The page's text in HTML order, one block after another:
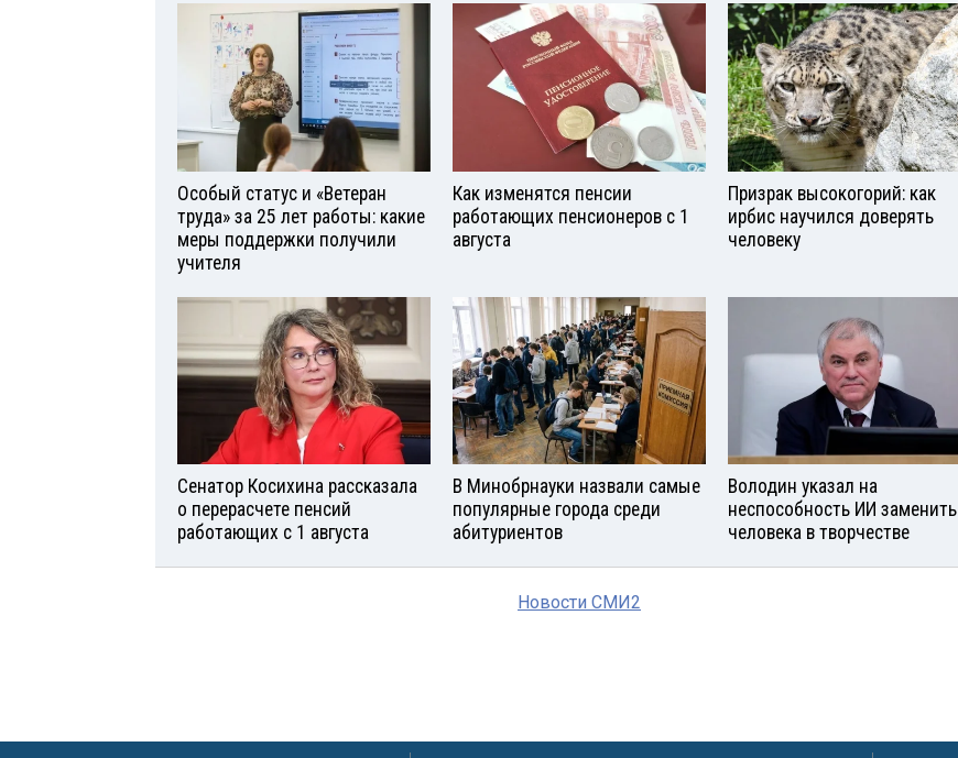
Особый статус и «Ветеран
труда» за 25 лет работы: какие
меры поддержки получили
учителя
Как изменятся пенсии
работающих пенсионеров с 1
августа
Призрак высокогорий: как
ирбис научился доверять
человеку
Сенатор Косихина рассказала
о перерасчете пенсий
работающих с 1 августа
В Минобрнауки назвали самые
популярные города среди
абитуриентов
Володин указал на
неспособность ИИ заменить
человека в творчестве
Новости СМИ2